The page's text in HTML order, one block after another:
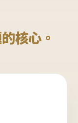
核心。